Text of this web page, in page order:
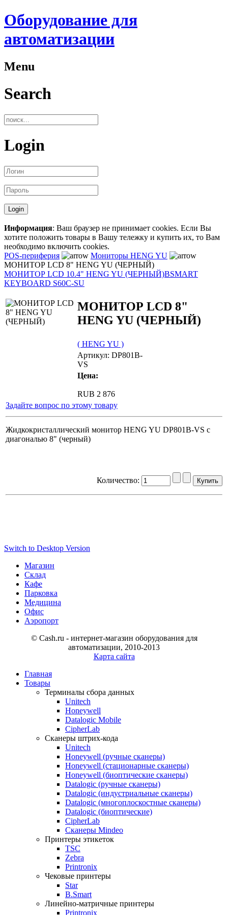
Оборудование для
автоматизации
Menu
Search
Login
Информация: Ваш браузер не принимает cookies. Если Вы
хотите положить товары в Вашу тележку и купить их, то Вам
необходимо включить cookies.
POS-периферия
Мониторы HENG YU
МОНИТОР LCD 8" HENG YU (ЧЕРНЫЙ)
МОНИТОР LCD 10.4" HENG YU (ЧЕРНЫЙ)BSMART
KEYBOARD S60C-SU
МОНИТОР LCD 8"
HENG YU (ЧЕРНЫЙ)
( HENG YU )
Артикул: DP801B-
VS
Цена:
RUB 2 876
Задайте вопрос по этому товару
Жидкокристаллический монитор HENG YU DP801B-VS c
диагональю 8" (черный)
Количество:
Switch to Desktop Version
Магазин
Склад
Кафе
Парковка
Медицина
Офис
Аэропорт
© Cash.ru - интернет-магазин оборудования для
автоматизации, 2010-2013
Карта сайта
Главная
Товары
Терминалы сбора данных
Unitech
Honeywell
Datalogic Mobile
CipherLab
Сканеры штрих-кода
Unitech
Honeywell (ручные сканеры)
Honeywell (стационарные сканеры)
Honeywell (биоптические сканеры)
Datalogic (ручные сканеры)
Datalogic (индустриальные сканеры)
Datalogic (многоплоскостные сканеры)
Datalogic (биоптические)
CipherLab
Сканеры Mindeo
Принтеры этикеток
TSC
Zebra
Printronix
Чековые принтеры
Star
B.Smart
Линейно-матричные принтеры
Printronix